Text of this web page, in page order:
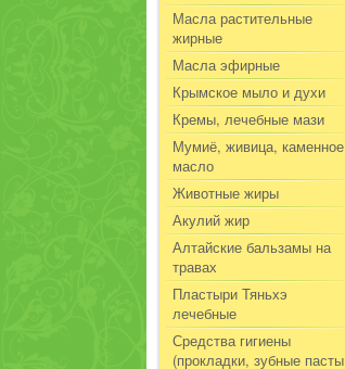
Масла растительные
жирные
Масла эфирные
Крымское мыло и духи
Кремы, лечебные мази
Мумиё, живица, каменное
масло
Животные жиры
Акулий жир
Алтайские бальзамы на
травах
Пластыри Тяньхэ
лечебные
Средства гигиены
(прокладки, зубные пасты